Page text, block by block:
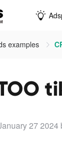
examples
27 2024